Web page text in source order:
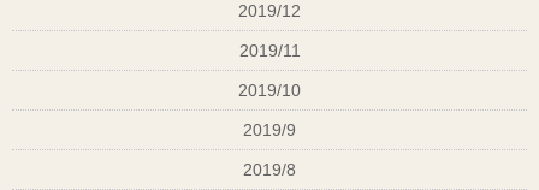
2019/12
2019/11
2019/10
2019/9
2019/8